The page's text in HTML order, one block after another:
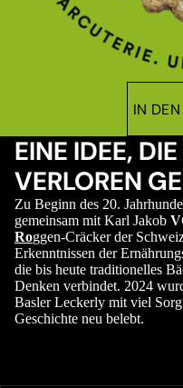
IN
EINE IDEE,
VERLOREN
Zu Beginn des 20.
gemeinsam mit Karl Jakob
Roggen-Cräcker der
Erkenntnissen der
die bis heute traditionelles
Denken verbindet. 2024
Basler Leckerly mit viel
Geschichte neu belebt.